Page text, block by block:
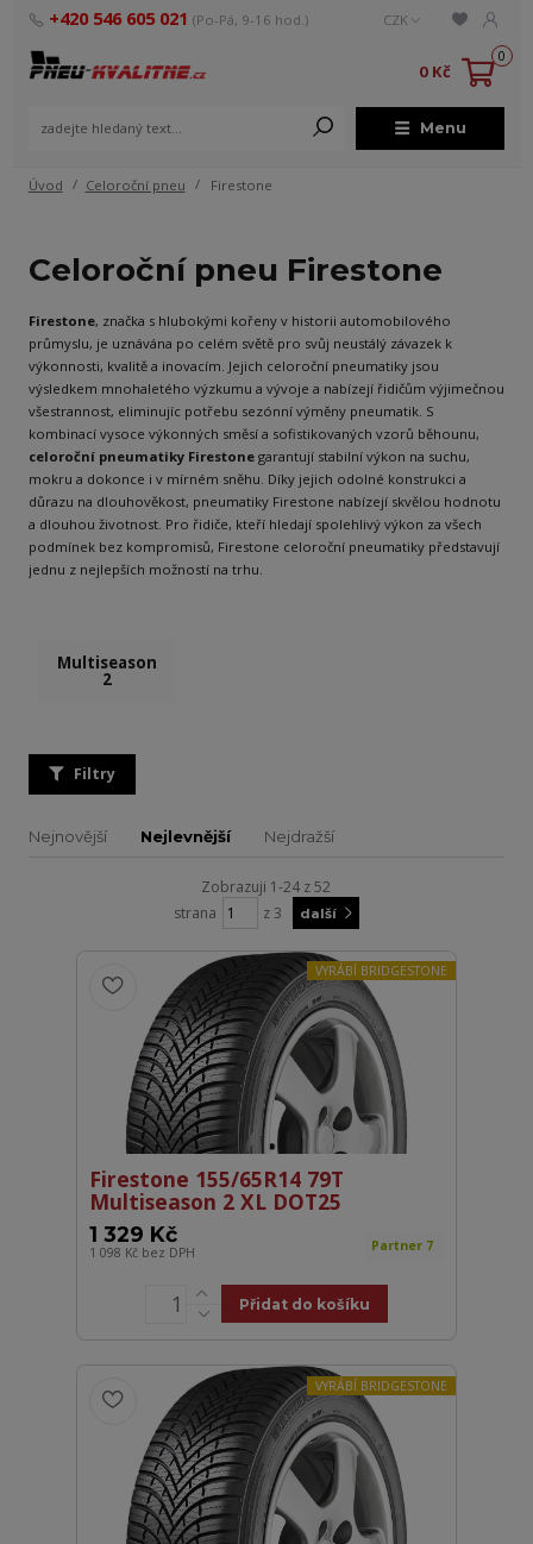
Menu
CZK
+420 546 605 021 (Po-Pá, 9-16 hod.)
0
0 Kč
Úvod Celoroční pneu Firestone
Celoroční pneu Firestone
Firestone, značka s hlubokými kořeny v historii automobilového
průmyslu, je uznávána po celém světě pro svůj neustálý závazek k
výkonnosti, kvalitě a inovacím. Jejich celoroční pneumatiky jsou
výsledkem mnohaletého výzkumu a vývoje a nabízejí řidičům výjimečnou
všestrannost, eliminujíc potřebu sezónní výměny pneumatik. S
kombinací vysoce výkonných směsí a sofistikovaných vzorů běhounu,
celoroční pneumatiky Firestonegarantují stabilní výkon na suchu,
mokru a dokonce i v mírném sněhu. Díky jejich odolné konstrukci a
důrazu na dlouhověkost, pneumatiky Firestone nabízejí skvělou hodnotu
a dlouhou životnost. Pro řidiče, kteří hledají spolehlivý výkon za všech
podmínek bez kompromisů, Firestone celoroční pneumatiky představují
jednu z nejlepších možností na trhu.
Multiseason
2
Filtry
Nejnovější Nejlevnější Nejdražší
Zobrazuji 1-24 z 52
strana
z 3 další
VYRÁBÍ BRIDGESTONE
Firestone 155/65R14 79T
Multiseason 2 XL DOT25
1 329 Kč
1 098 Kč bez DPH Partner 7
Přidat do košíku
VYRÁBÍ BRIDGESTONE